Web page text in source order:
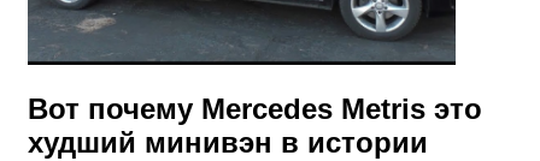
Вот почему Mercedes Metris это
худший минивэн в истории